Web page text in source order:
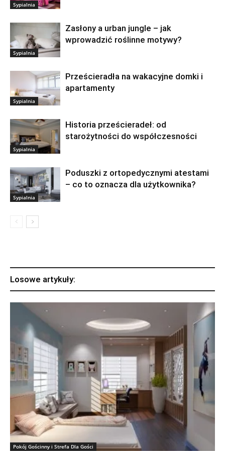
Sypialnia
Sypialnia
Zasłony a urban jungle – jak
wprowadzić roślinne motywy?
Sypialnia
Prześcieradła na wakacyjne domki i
apartamenty
Sypialnia
Historia prześcieradeł: od
starożytności do współczesności
Sypialnia
Poduszki z ortopedycznymi atestami
– co to oznacza dla użytkownika?
Losowe artykuły:
Pokój Gościnny i Strefa Dla Gości